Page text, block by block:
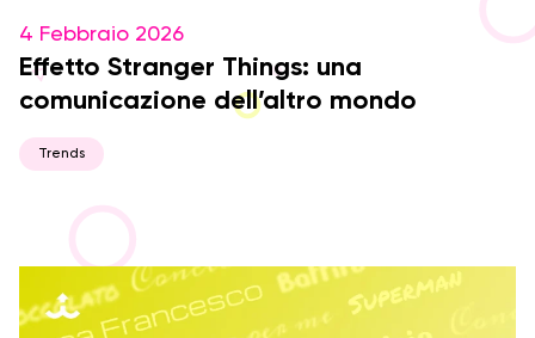
4 Febbraio 2026
Effetto Stranger Things: una
comunicazione dell’altro mondo
Trends